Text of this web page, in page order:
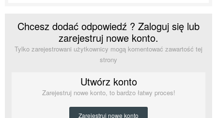
Chcesz dodać odpowiedź ? Zaloguj się lub
zarejestruj nowe konto.
Tylko zarejestrowani użytkownicy mogą komentować zawartość tej
strony
Utwórz konto
Zarejestruj nowe konto, to bardzo łatwy proces!
Zarejestruj nowe konto